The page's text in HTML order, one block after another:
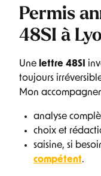
Permis
48SI à
Une lettre 48SI
toujours
Mon
analyse
choix et
saisine, si
compétent.